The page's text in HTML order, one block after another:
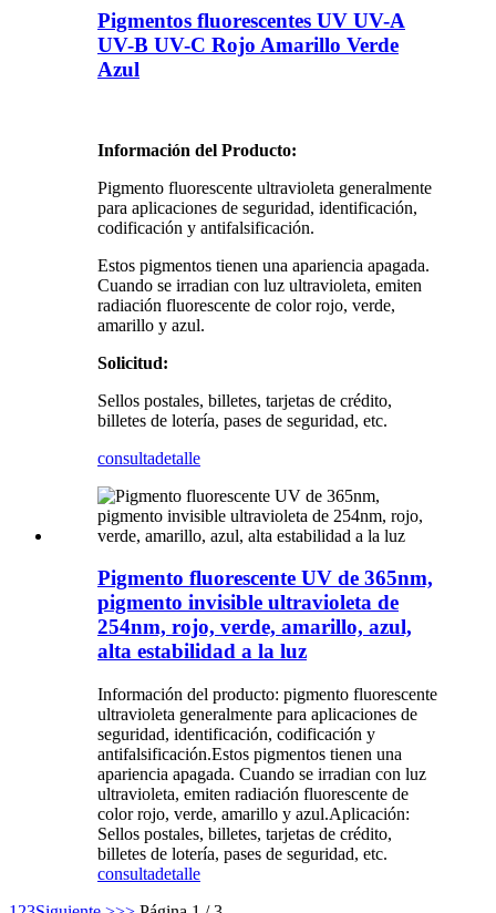
Pigmentos fluorescentes UV UV-A
UV-B UV-C Rojo Amarillo Verde
Azul
Información del Producto:
Pigmento fluorescente ultravioleta generalmente
para aplicaciones de seguridad, identificación,
codificación y antifalsificación.
Estos pigmentos tienen una apariencia apagada.
Cuando se irradian con luz ultravioleta, emiten
radiación fluorescente de color rojo, verde,
amarillo y azul.
Solicitud:
Sellos postales, billetes, tarjetas de crédito,
billetes de lotería, pases de seguridad, etc.
consultadetalle
Pigmento fluorescente UV de 365nm,
pigmento invisible ultravioleta de
254nm, rojo, verde, amarillo, azul,
alta estabilidad a la luz
Información del producto: pigmento fluorescente
ultravioleta generalmente para aplicaciones de
seguridad, identificación, codificación y
antifalsificación.Estos pigmentos tienen una
apariencia apagada. Cuando se irradian con luz
ultravioleta, emiten radiación fluorescente de
color rojo, verde, amarillo y azul.Aplicación:
Sellos postales, billetes, tarjetas de crédito,
billetes de lotería, pases de seguridad, etc.
consultadetalle